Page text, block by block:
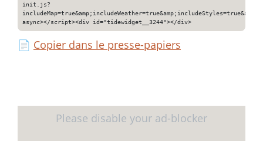
init.js?
async></script><div id="tidewidget__3244"></div>
📄 Copier dans le presse-papiers